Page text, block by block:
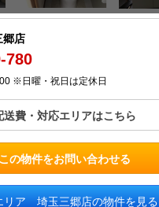
郷店
780
※日曜・祝日は定休日
送費・対応エリアはこちら
この物件をお問い合わせる
リア 埼玉三郷店の物件を見る